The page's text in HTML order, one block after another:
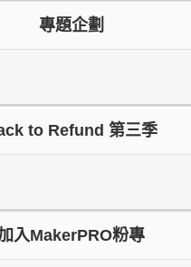
專題企劃
to Refund 第三季
入MakerPRO粉專